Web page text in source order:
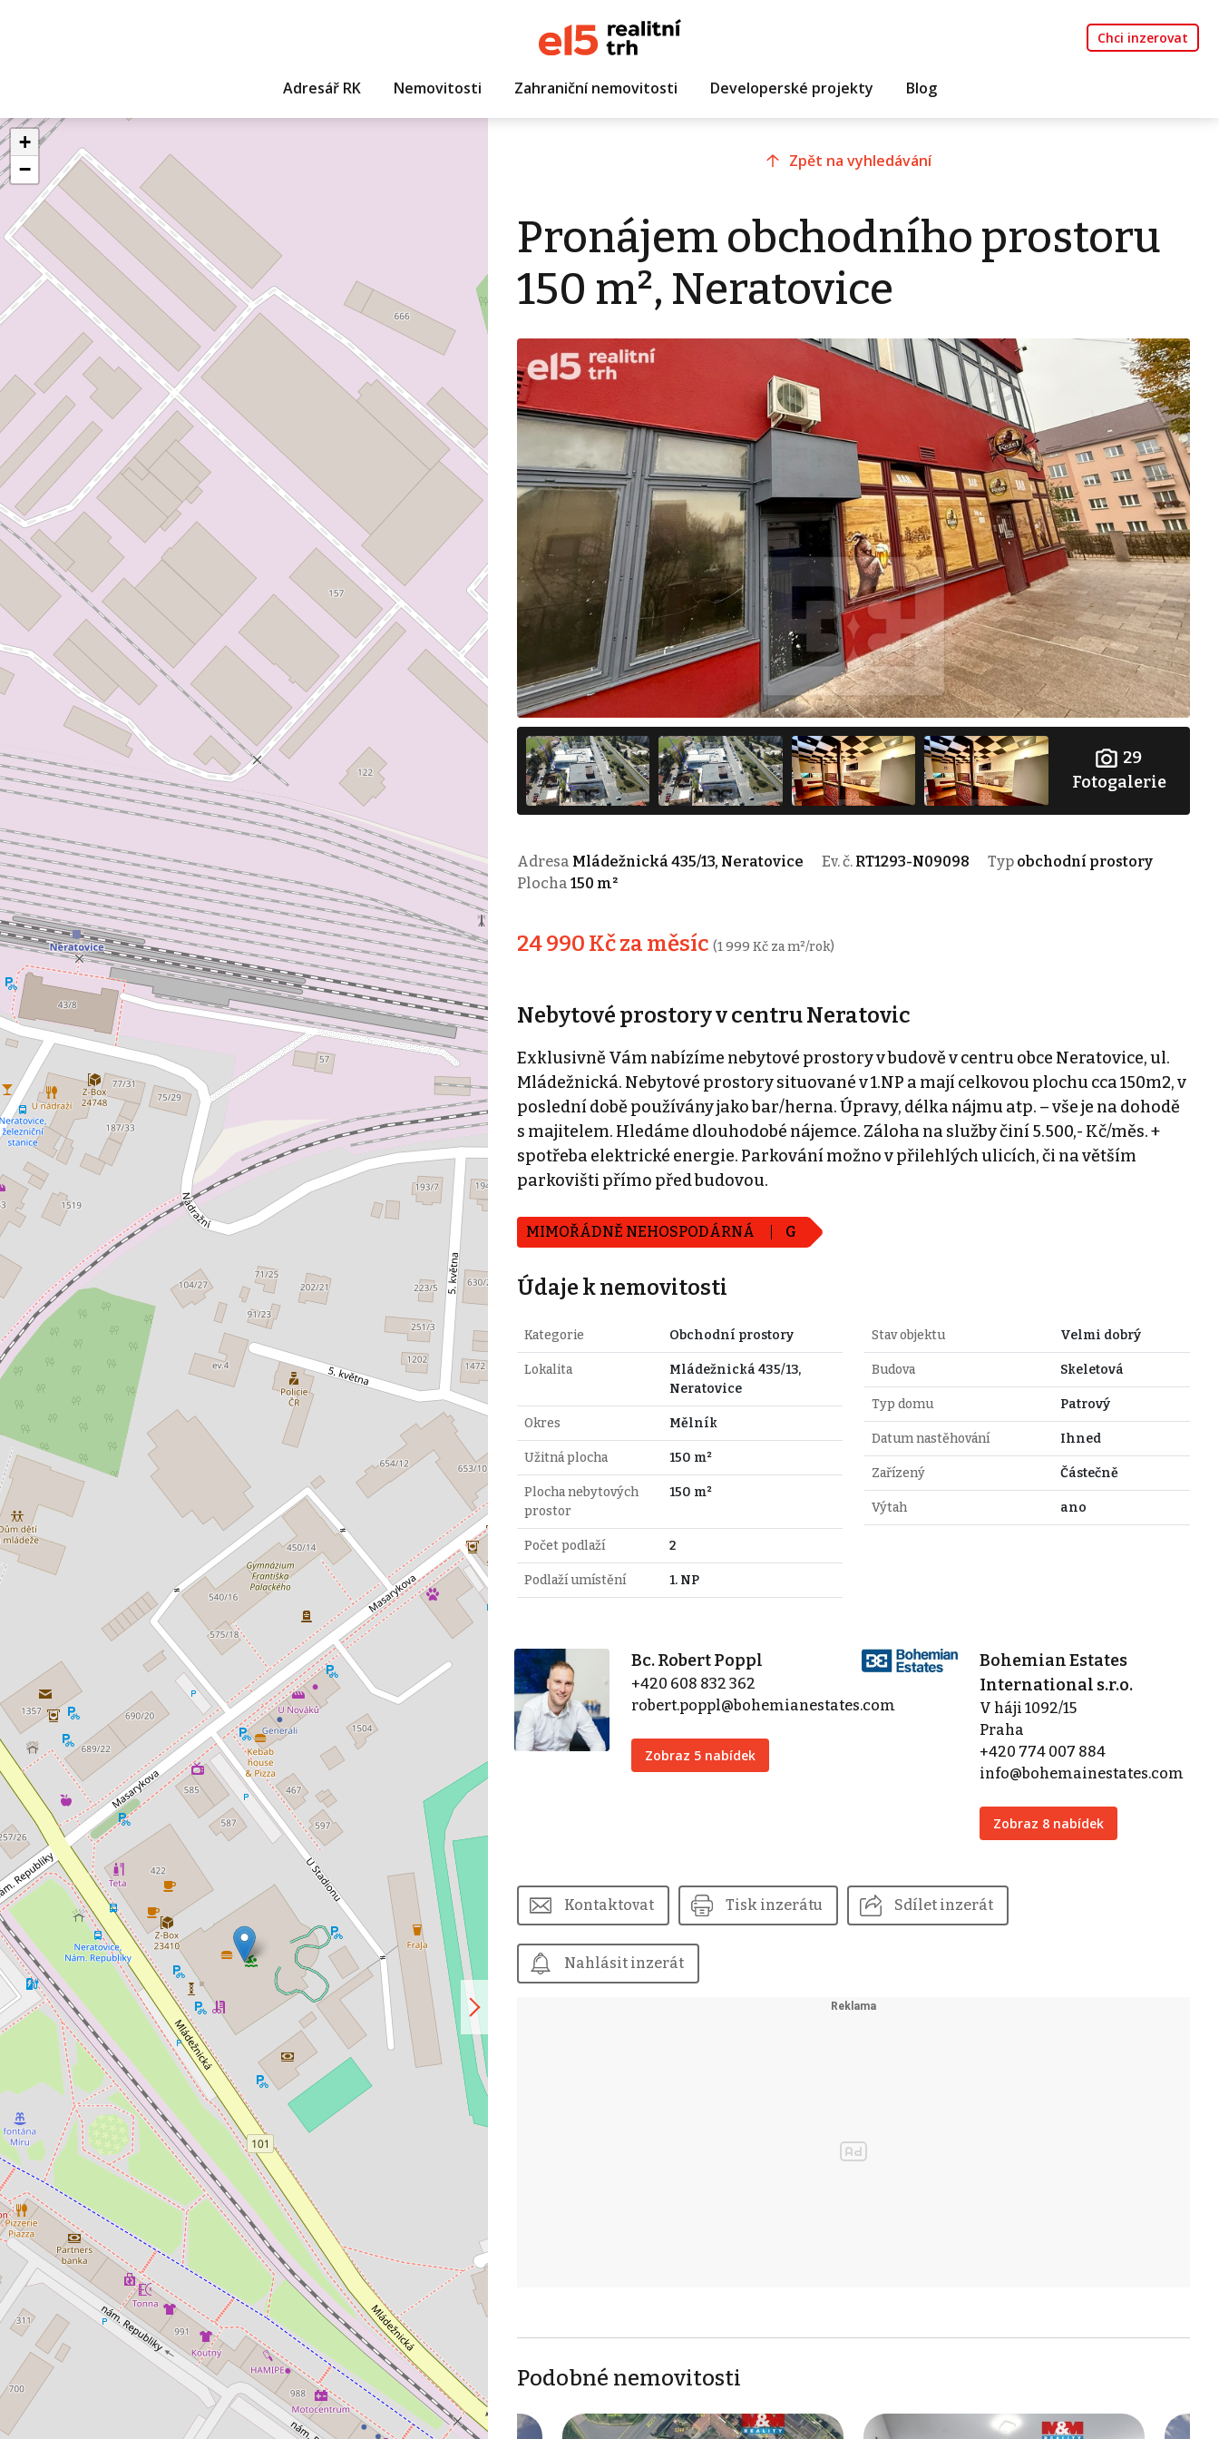
Chci inzerovat
Adresář RK Nemovitosti Zahraniční nemovitosti Developerské projekty Blog
+
−
Zpět na vyhledávání
Pronájem obchodního prostoru
150 m², Neratovice
29
Fotogalerie
Adresa Mládežnická 435/13, Neratovice Ev. č. RT1293-N09098 Typ obchodní prostory
Plocha 150 m²
24 990 Kč za měsíc (1 999 Kč za m²/rok)
Nebytové prostory v centru Neratovic
Exklusivně Vám nabízíme nebytové prostory v budově v centru obce Neratovice, ul.
Mládežnická. Nebytové prostory situované v 1.NP a mají celkovou plochu cca 150m2, v
poslední době používány jako bar/herna. Úpravy, délka nájmu atp. – vše je na dohodě
s majitelem. Hledáme dlouhodobé nájemce. Záloha na služby činí 5.500,- Kč/měs. +
spotřeba elektrické energie. Parkování možno v přilehlých ulicích, či na větším
parkovišti přímo před budovou.
MIMOŘÁDNĚ NEHOSPODÁRNÁ G
Údaje k nemovitosti
Kategorie Obchodní prostory
Lokalita
Mládežnická 435/13,
Neratovice
Okres Mělník
Užitná plocha 150 m²
Plocha nebytových
prostor
150 m²
Počet podlaží 2
Podlaží umístění 1. NP
Stav objektu Velmi dobrý
Budova Skeletová
Typ domu Patrový
Datum nastěhování Ihned
Zařízený Částečně
Výtah ano
Bc. Robert Poppl
+420 608 832 362
robert.poppl@bohemianestates.com
Zobraz 5 nabídek
Bohemian Estates
International s.r.o.
V háji 1092/15
Praha
+420 774 007 884
info@bohemainestates.com
Zobraz 8 nabídek
Kontaktovat Tisk inzerátu Sdílet inzerát
Nahlásit inzerát
Podobné nemovitosti